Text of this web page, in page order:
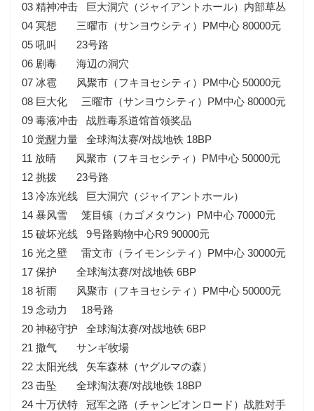
03 精神冲击 巨大洞穴（ジャイアントホール）内部草丛
04 冥想 三曜市（サンヨウシティ）PM中心 80000元
05 吼叫 23号路
06 剧毒 海辺の洞穴
07 冰雹 风聚市（フキヨセシティ）PM中心 50000元
08 巨大化 三曜市（サンヨウシティ）PM中心 80000元
09 毒液冲击 战胜毒系道馆首领奖品
10 觉醒力量 全球淘汰赛/对战地铁 18BP
11 放晴 风聚市（フキヨセシティ）PM中心 50000元
12 挑拨 23号路
13 冷冻光线 巨大洞穴（ジャイアントホール）
14 暴风雪 笼目镇（カゴメタウン）PM中心 70000元
15 破坏光线 9号路购物中心R9 90000元
16 光之壁 雷文市（ライモンシティ）PM中心 30000元
17 保护 全球淘汰赛/对战地铁 6BP
18 祈雨 风聚市（フキヨセシティ）PM中心 50000元
19 念动力 18号路
20 神秘守护 全球淘汰赛/对战地铁 6BP
21 撒气 サンギ牧場
22 太阳光线 矢车森林（ヤグルマの森）
23 击坠 全球淘汰赛/对战地铁 18BP
24 十万伏特 冠军之路（チャンピオンロード）战胜对手